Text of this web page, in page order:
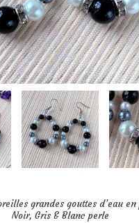
grandes gouttes d’eau en
Noir, Gris & Blanc perle